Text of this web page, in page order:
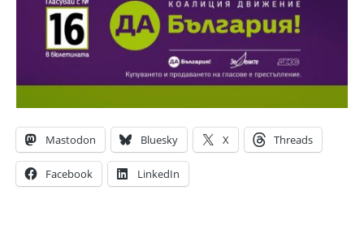
Mastodon Bluesky X Threads
Facebook LinkedIn